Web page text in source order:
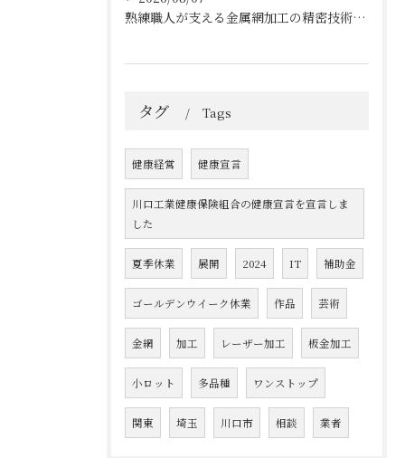
熟練職人が支える金属網加工の精密技術と柔軟対応
タグ Tags
健康経営 健康宣言
川口工業健康保険組合の健康宣言を宣言しま
した
夏季休業 展開 2024 IT 補助金
ゴールデンウイーク休業 作品 芸術
金網 加工 レーザー加工 板金加工
小ロット 多品種 ワンストップ
関東 埼玉 川口市 相談 業者